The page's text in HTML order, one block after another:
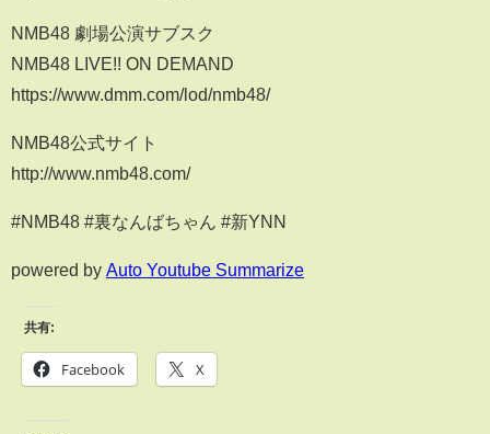
NMB48 劇場公演サブスク
NMB48 LIVE!! ON DEMAND
https://www.dmm.com/lod/nmb48/
NMB48公式サイト
http://www.nmb48.com/
#NMB48 #裏なんばちゃん #新YNN
powered by Auto Youtube Summarize
共有:
Facebook X